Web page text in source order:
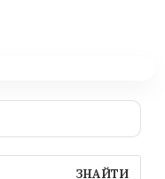
ЗНАЙТИ